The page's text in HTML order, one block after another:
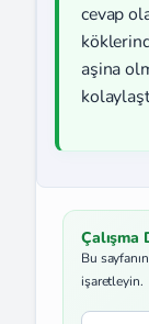
cevap
aşina
Çalışma
Bu
işaretleyin.